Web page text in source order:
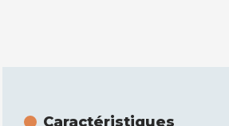
Caractéristiques